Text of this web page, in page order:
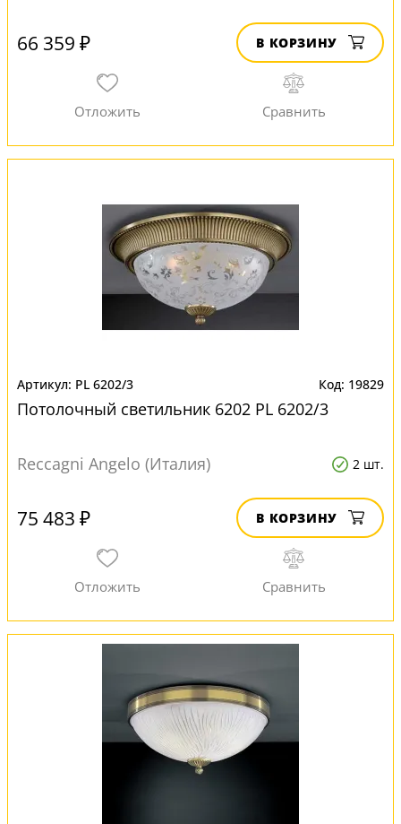
66 359 ₽ В КОРЗИНУ
PL 6202/3 19829
Потолочный светильник 6202 PL 6202/3
Reccagni Angelo (Италия) 2 шт.
75 483 ₽ В КОРЗИНУ